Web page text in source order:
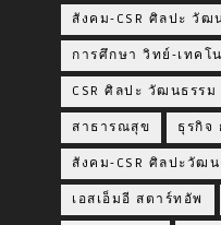
สังคม-CSR ศิลปะ วัฒ
การศึกษา วิทย์-เทคโ
CSR ศิลปะ วัฒนธรรม
สาธารณสุข ธุรกิจ
สังคม-CSR ศิลปะวัฒน
เอสเอ็มอี สตาร์ทอัพ